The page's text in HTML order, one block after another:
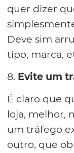
quer dizer
Deve sim
tipo, marca,
8. Evite um
É claro que
loja, melhor,
um tráfego
outro, que